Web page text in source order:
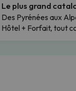
Le plus grand
Des Pyrénées aux
Hôtel + Forfait, tout